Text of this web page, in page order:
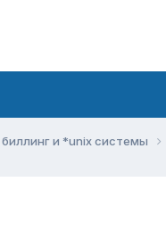
и *unix системы